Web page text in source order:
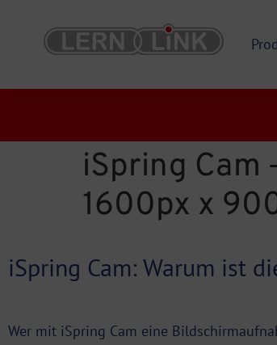
iSpring Cam
1600px x
iSpring Cam: Warum ist
Wer mit iSpring Cam eine